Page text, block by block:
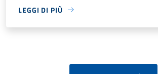
LEGGI DI PIÙ